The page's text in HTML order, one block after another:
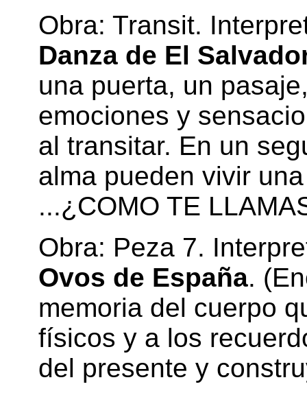
Obra: Transit.
Danza de El
una puerta, un
emociones y
al transitar. En un
alma pueden vivir
...¿COMO TE
Obra: Peza 7.
Ovos de España.
memoria del cuerpo
físicos y a los
del presente y